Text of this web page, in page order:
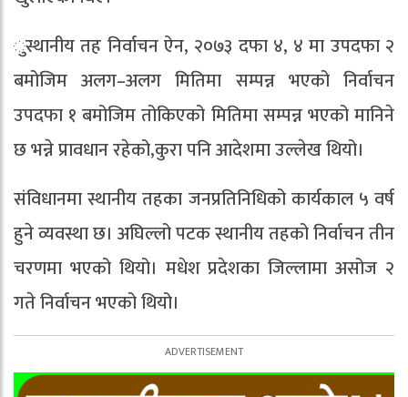
ुस्थानीय तह निर्वाचन ऐन, २०७३ दफा ४, ४ मा उपदफा २
बमोजिम अलग–अलग मितिमा सम्पन्न भएको निर्वाचन
उपदफा १ बमोजिम तोकिएको मितिमा सम्पन्न भएको मानिने
छ भन्ने प्रावधान रहेको,कुरा पनि आदेशमा उल्लेख थियो।
संविधानमा स्थानीय तहका जनप्रतिनिधिको कार्यकाल ५ वर्ष
हुने व्यवस्था छ। अघिल्लो पटक स्थानीय तहको निर्वाचन तीन
चरणमा भएको थियो। मधेश प्रदेशका जिल्लामा असोज २
गते निर्वाचन भएको थियो।